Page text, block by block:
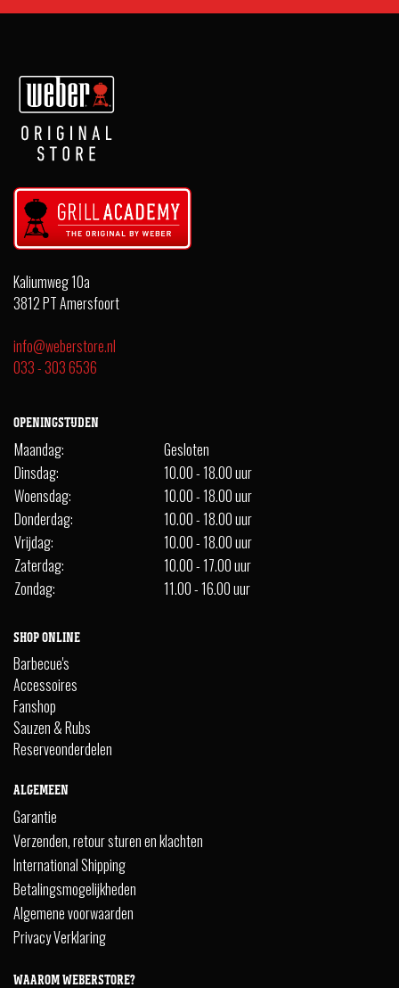
Kaliumweg 10a
3812 PT Amersfoort
info@weberstore.nl
033 - 303 6536
OPENINGSTIJDEN
Maandag:
Gesloten
Dinsdag:
10.00 - 18.00 uur
Woensdag:
10.00 - 18.00 uur
Donderdag:
10.00 - 18.00 uur
Vrijdag:
10.00 - 18.00 uur
Zaterdag:
10.00 - 17.00 uur
Zondag:
11.00 - 16.00 uur
SHOP ONLINE
Barbecue's
Accessoires
Fanshop
Sauzen & Rubs
Reserveonderdelen
ALGEMEEN
Garantie
Verzenden, retour sturen en klachten
International Shipping
Betalingsmogelijkheden
Algemene voorwaarden
Privacy Verklaring
WAAROM WEBERSTORE?